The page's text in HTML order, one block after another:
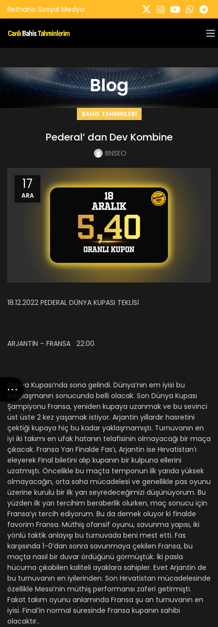
Betnano Sosyal Medya:
Blog
BAHIS TAHMINLERI
Pederal’ dan Dev Kombine
BNSEO
17
ARA
18.12.2022 PEDERAL DÜNYA KUPASI TEKLİSİ
ARJANTİN – FRANSA 22:00
Dünya Kupası’nda sona gelindi. Dünya’nın em iyisi bu
karşılaşmanın sonucunda belli olacak. Son Dünya Kupası
Şampiyonu Fransa, yeniden kupaya uzanmak ve bu sevinci
üst üste 2 kez yaşamak istiyor. Arjantin yıllardır hasretini
çektiği kupaya hiç bu kadar yaklaşmamıştı. Turnuvanın en
iyi iki takımı en ufak hatanın telafisinin olmayacağı bir maça
çıkacak. Fransa Yarı Finalde Fas’ı, Arjantin ise Hırvatistan’ı
eleyerek Final biletini alıp kupanın bir kulpuna ellerini
uzatmıştı. Öncelikle bu maçta temponun ilk yarıda yüksek
olmayacağın, orta saha mücadelesi ve genellikle pas oyunu
üzerine kurulu bir ilk yarı seyredeceğimizi düşünüyorum. Bu
yüzden ilk yarı tercihim beraberlik olurken, maç sonucu için
Fransa’yı tercih ediyorum. Bu da demek oluyor ki finalde
favorim Fransa. Müthiş ofansif oyunu, savunma yapısı, iki
yönlü taktik anlayışı bu turnuvada beni mest etti. Fas
karşısında 1-0’dan sonra savunmaya çekilen Fransa, bu
maçta nasıl bir duvar ördüğünü görmüştük. İki pasla
hücuma çıkabilen kaliteli ayaklara sahipler. Evet Arjantin de
bu turnuvanın en iyilerinden. Son Hırvatistan mücadelesinde
özellikle Messi’nin müthiş performansı zaferi getirmişti.
Fakat takım oyunu anlamında Fransa şu an turnuvanın en
iyisi. Final’in normal süresinde Fransa kupanın sahibi
olacaktır..